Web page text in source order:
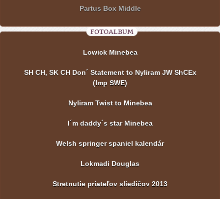
Partus Box Middle
FOTOALBUM
Lowick Minebea
SH CH, SK CH Don´ Statement to Nyliram JW ShCEx
(Imp SWE)
Nyliram Twist to Minebea
I´m daddy´s star Minebea
Welsh springer spaniel kalendár
Lokmadi Douglas
Stretnutie priateľov sliedičov 2013